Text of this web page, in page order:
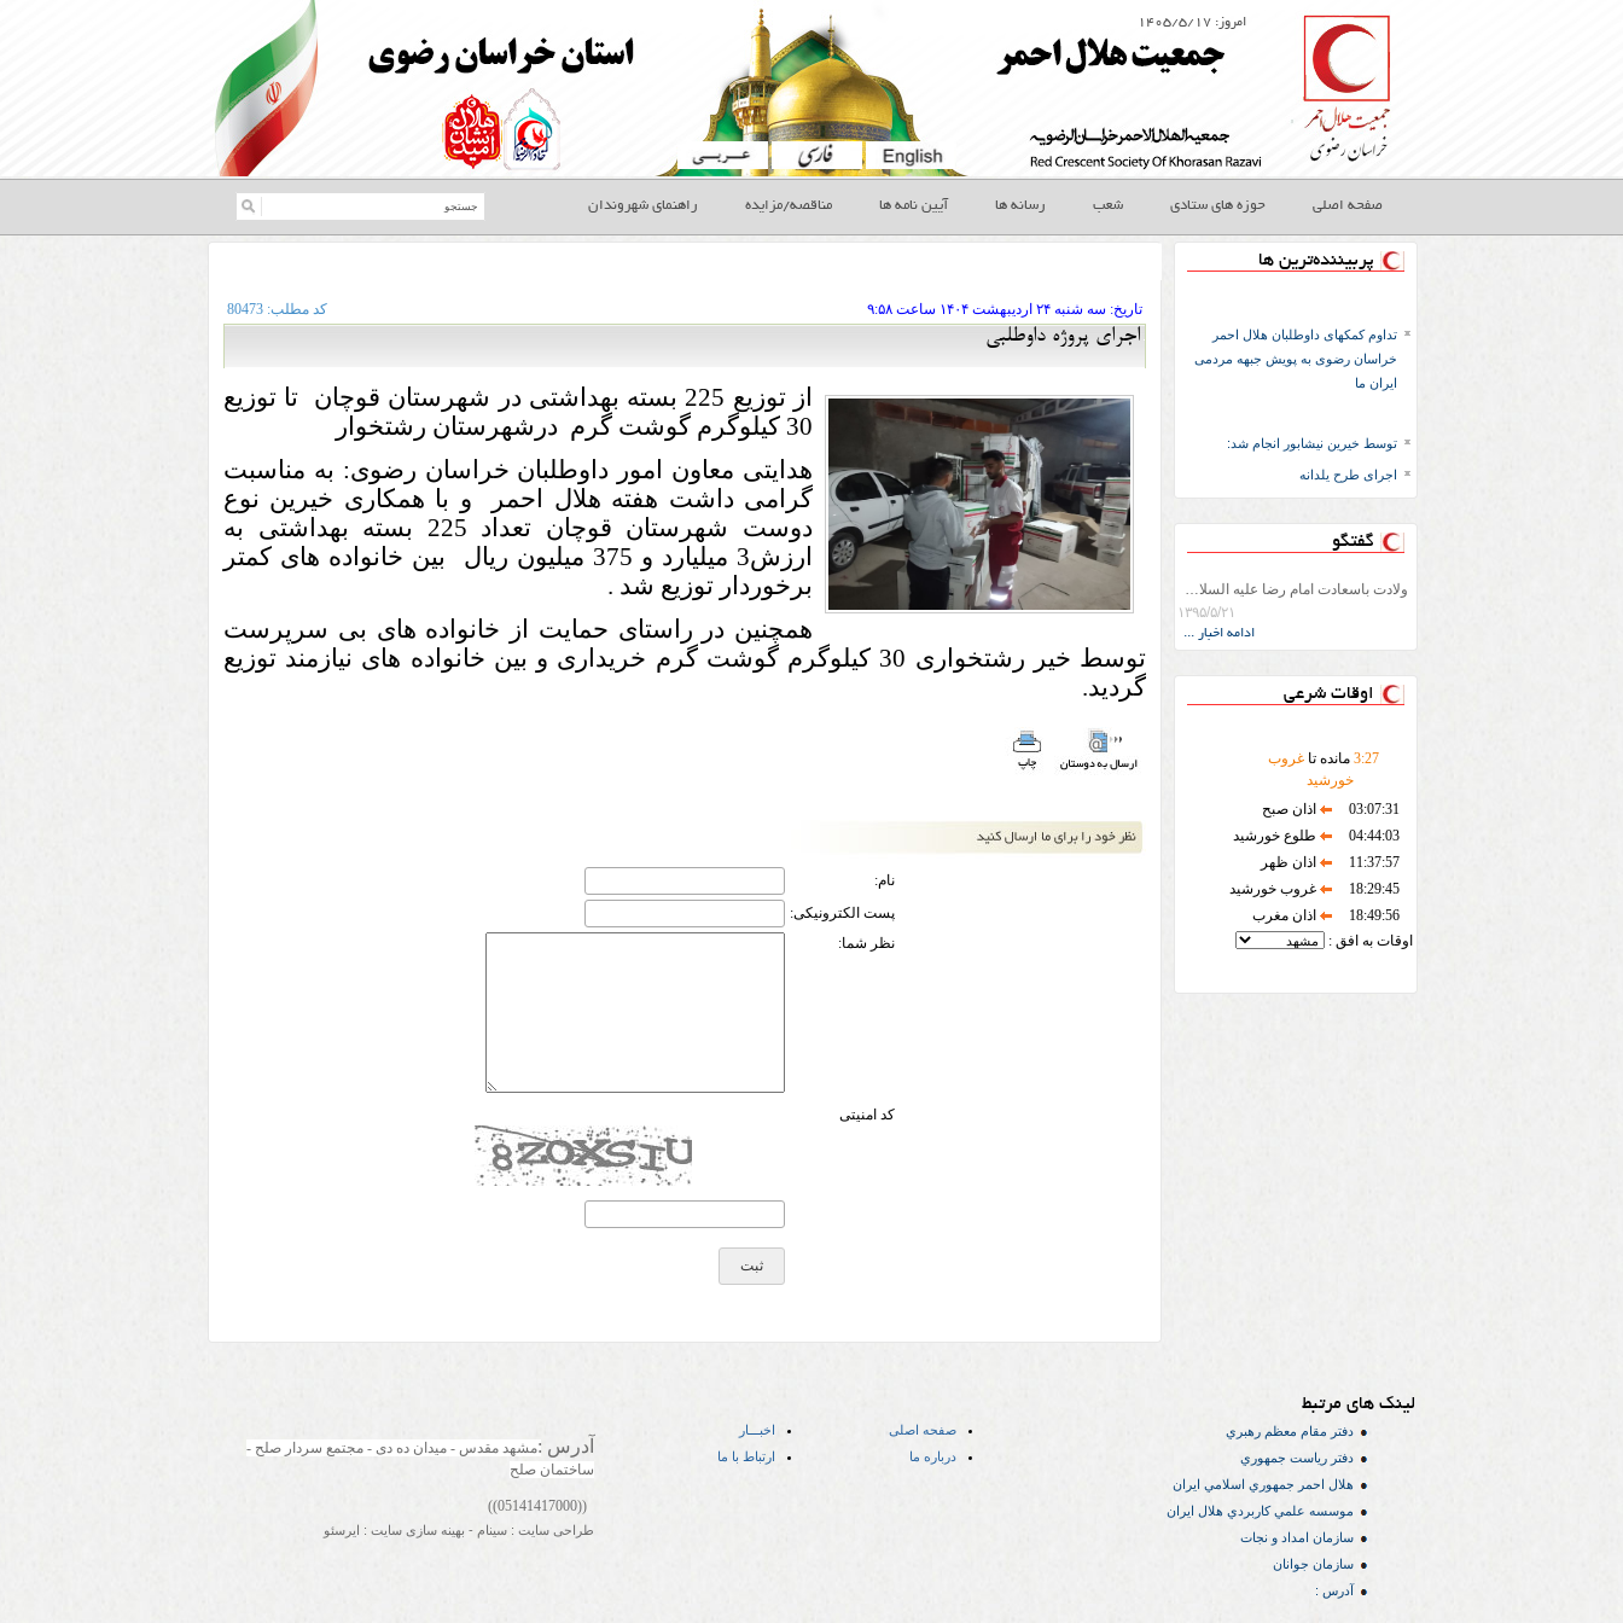
امروز: ۱۴۰۵/۵/۱۷
صفحه اصلی حوزه های ستادی شعب رسانه ها آیین نامه ها مناقصه/مزایده راهنمای شهروندان
پربیننده‌ترین ها
تداوم کمکهای داوطلبان هلال احمر
خراسان رضوی به پویش جبهه مردمی
ایران ما
توسط خیرین نیشابور انجام شد:
اجرای طرح یلدانه
گفتگو
ولادت باسعادت امام رضا علیه السلام را به تمامی اعضاء و داوطلبان جمعیت استان تبریک عرض می نماییم.
۱۳۹۵/۵/۲۱
ادامه اخبار ...
اوقات شرعی
3:27 مانده تاغروب
خورشید
03:07:31
اذان صبح
04:44:03
طلوع خورشید
11:37:57
اذان ظهر
18:29:45
غروب خورشید
18:49:56
اذان مغرب
اوقات به افق :
تاريخ: ۱۴۰۴ سه شنبه ۲۴ ارديبهشت ساعت ۹:۵۸ کد مطلب: 80473
اجرای پروژه داوطلبی
از توزیع 225 بسته بهداشتی در شهرستان قوچان تا توزیع
30 کیلوگرم گوشت گرم درشهرستان رشتخوار
هدایتی معاون امور داوطلبان خراسان رضوی: به مناسبت
گرامی داشت هفته هلال احمر و با همکاری خیرین نوع
دوست شهرستان قوچان تعداد 225 بسته بهداشتی به
ارزش3 میلیارد و 375 میلیون ریال بین خانواده های کمتر
برخوردار توزیع شد .
همچنین در راستای حمایت از خانواده های بی سرپرست
توسط خیر رشتخواری 30 کیلوگرم گوشت گرم خریداری و بین خانواده های نیازمند توزیع
گردید.
نام:
پست الکترونیکی:
نظر شما:
کد امنیتی
لینک های مرتبط
دفتر مقام معظم رهبري
دفتر رياست جمهوري
هلال احمر جمهوري اسلامي ايران
موسسه علمي كاربردي هلال ایران
سازمان امداد و نجات
سازمان جوانان
آدرس :
صفحه اصلی
اخبـــار
درباره ما
ارتباط با ما آدرس :
ساختمان صلح
((05141417000))
طراحی سایت : سینام - بهینه سازی سایت : ایرسئو